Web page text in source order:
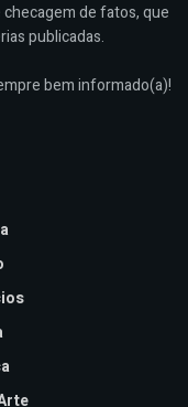
de fatos, que
publicadas.
bem informado(a)!